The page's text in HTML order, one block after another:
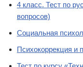
4 класс. Тест по
вопросов)
Социальная
Психокоррекция и